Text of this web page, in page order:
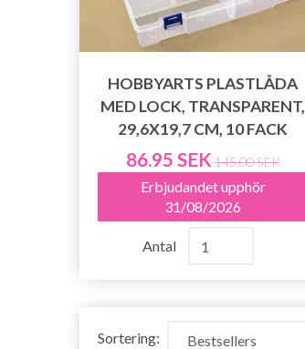
HOBBYARTS PLASTLÅDA
MED LOCK, TRANSPARENT,
29,6X19,7 CM, 10 FACK
86.95 SEK 145.00 SEK
Erbjudandet upphör
31/08/2026
Antal
Sortering: